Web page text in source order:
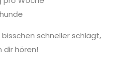
schneller schlägt,
hören!